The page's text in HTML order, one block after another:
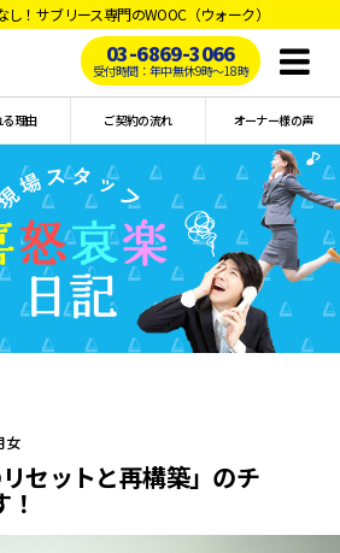
！サブリース専門のWOOC（ウォーク）
03-6869-3066
受付時間：年中無休9時〜18時
理由 ご契約の流れ オーナー様の声
女
セットと再構築」のチ